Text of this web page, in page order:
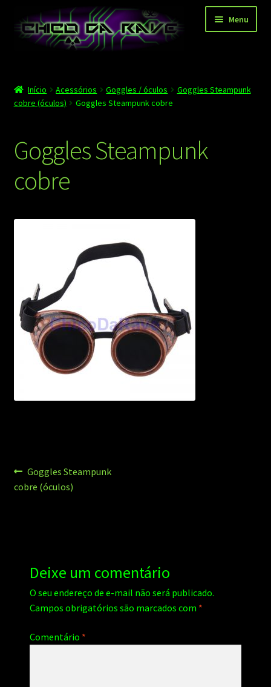
para
navegação
para
Menu
Depoimentos
Carrinho
Finalizar compra
Início Acessórios Goggles / óculos
Goggles Steampunk
cobre (óculos)
Goggles Steampunk cobre
Goggles Steampunk
cobre
Navegação
de
Post
anterior:
Goggles Steampunk
cobre (óculos)
Deixe um comentário
O seu endereço de e-mail não será publicado.
Campos obrigatórios são marcados com *
Comentário *